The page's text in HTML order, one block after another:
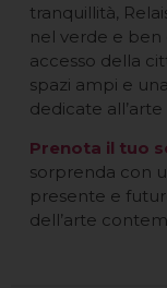
tranquillità,
nel verde e ben
accesso della
spazi ampi e
dedicate
Prenota il tuo
sorprenda con
presente e
dell’arte